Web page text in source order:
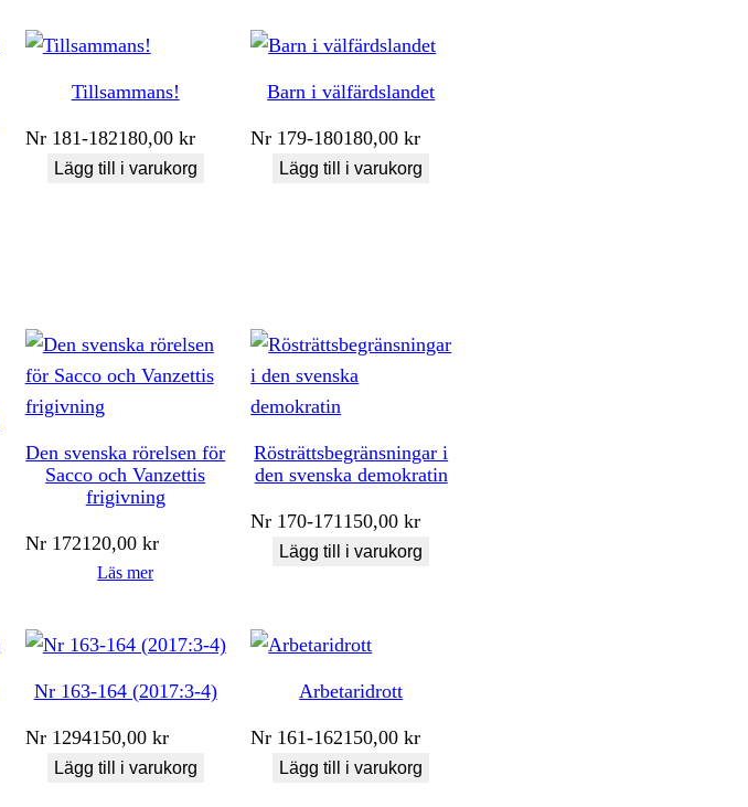
Tillsammans!
Nr 181-182180,00 kr
Lägg till i varukorg
Barn i välfärdslandet
Nr 179-180180,00kr
Lägg till i varukorg
Den svenska rörelsen för
Sacco och Vanzettis
frigivning
Nr 172120,00 kr
Läs mer
Rösträttsbegränsningar i
den svenska demokratin
Nr 170-171150,00kr
Lägg till i varukorg
Nr 163-164 (2017:3-4)
Nr 1294150,00 kr
Lägg till i varukorg
Arbetaridrott
Nr 161-162150,00kr
Lägg till i varukorg